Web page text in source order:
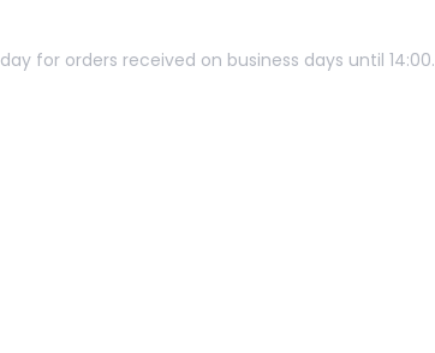
for orders received on business days until 14:00.